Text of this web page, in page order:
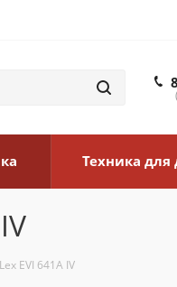
Техника для
EVI 641A IV